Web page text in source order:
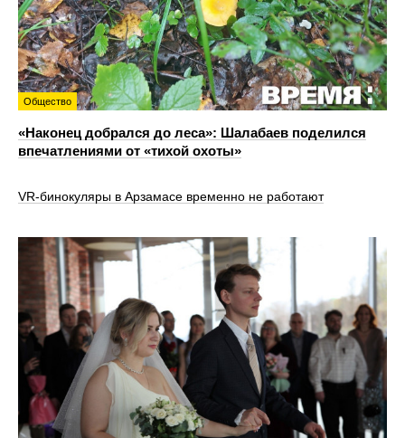
Общество
«Наконец добрался до леса»: Шалабаев поделился
впечатлениями от «тихой охоты»
VR‑бинокуляры в Арзамасе временно не работают